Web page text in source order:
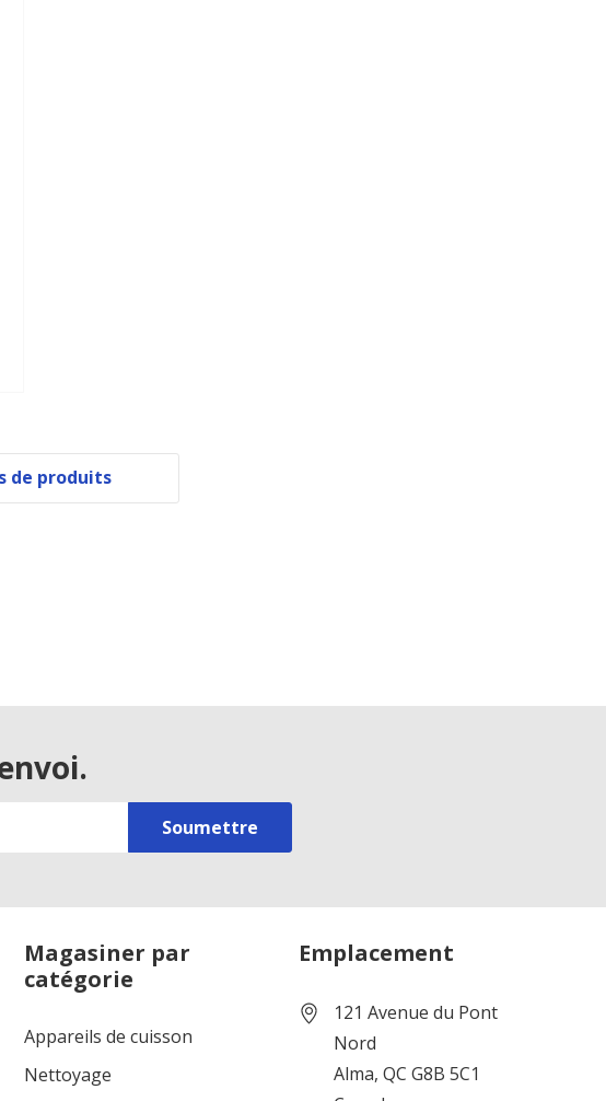
de produits
Magasiner par
catégorie
Appareils de cuisson
Nettoyage
Emplacement
121 Avenue du Pont
Nord
Alma, QC G8B 5C1